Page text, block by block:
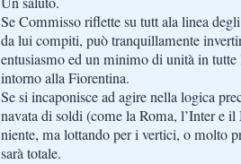
Se Commisso riflette su tutt ala linea
da lui compiti, può tranquillamente
entusiasmo ed un minimo di unità in
intorno alla Fiorentina.
Se si incaponisce ad agire nella logica
navata di soldi (come la Roma, l’Inter e
niente, ma lottando per i vertici, o molto
sarà totale.